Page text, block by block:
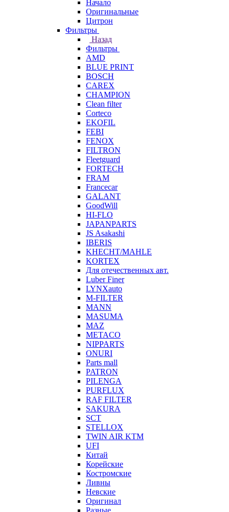
Начало
Оригинальные
Цитрон
Фильтры
Назад
Фильтры
AMD
BLUE PRINT
BOSCH
CAREX
CHAMPION
Clean filter
Corteco
EKOFIL
FEBI
FENOX
FILTRON
Fleetguard
FORTECH
FRAM
Francecar
GALANT
GoodWill
HI-FLO
JAPANPARTS
JS Asakashi
IBERIS
KHECHT/MAHLE
KORTEX
Для отечественных авт.
Luber Finer
LYNXauto
M-FILTER
MANN
MASUMA
MAZ
METACO
NIPPARTS
ONURI
Parts mall
PATRON
PILENGA
PURFLUX
RAF FILTER
SAKURA
SCT
STELLOX
TWIN AIR KTM
UFI
Китай
Корейские
Костромские
Ливны
Невские
Оригинал
Разные